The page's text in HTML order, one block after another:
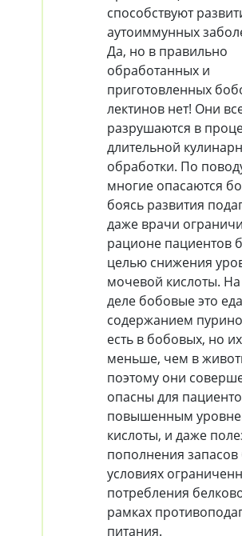
способствуют
аутоиммунных
Да, но в правильно
обработанных и
приготовленных
лектинов нет! Они
разрушаются в
длительной
обработки. По
многие опасаются
боясь развития
даже врачи
рационе пациентов
целью снижения
мочевой кислоты.
деле бобовые это
содержанием
есть в бобовых, но
меньше, чем в
поэтому они
опасны для
повышенным
кислоты, и даже
пополнения запасов
условиях
потребления
рамках
питания.